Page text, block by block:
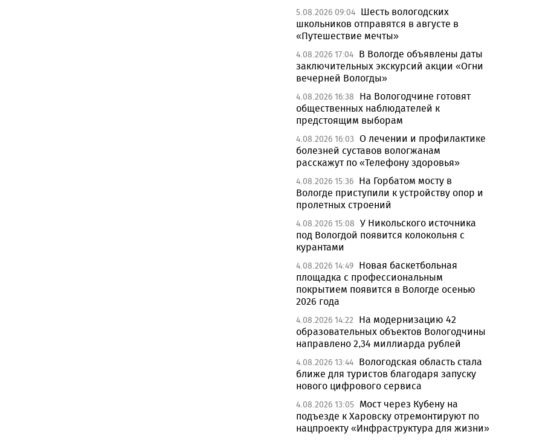
5.08.2026 09:04 Шесть вологодских
школьников отправятся в августе в
«Путешествие мечты»
4.08.2026 17:04 В Вологде объявлены даты
заключительных экскурсий акции «Огни
вечерней Вологды»
4.08.2026 16:38
На Вологодчине готовят
общественных наблюдателей к
предстоящим выборам
4.08.2026 16:03 О лечении и профилактике
болезней суставов вологжанам
расскажут по «Телефону здоровья»
4.08.2026 15:36 На Горбатом мосту в
Вологде приступили к устройству опор и
пролетных строений
4.08.2026 15:08 У Никольского источника
под Вологдой появится колокольня с
курантами
4.08.2026 14:49 Новая баскетбольная
площадка с профессиональным
покрытием появится в Вологде осенью
2026 года
4.08.2026 14:22
На модернизацию 42
образовательных объектов Вологодчины
направлено 2,34 миллиарда рублей
4.08.2026 13:44 Вологодская область стала
ближе для туристов благодаря запуску
нового цифрового сервиса
4.08.2026 13:05 Мост через Кубену на
подъезде к Харовску отремонтируют по
нацпроекту «Инфраструктура для жизни»